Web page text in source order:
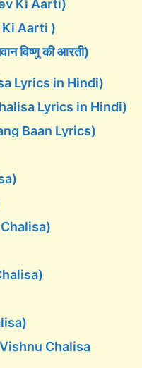
Ki Aarti)
Ki Aarti )
विष्णु की आरती)
Lyrics in Hindi)
Lyrics in Hindi)
Baan Lyrics)
Chalisa)
Vishnu Chalisa